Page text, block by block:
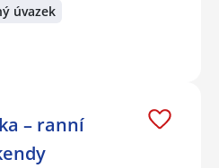
úvazek
– ranní